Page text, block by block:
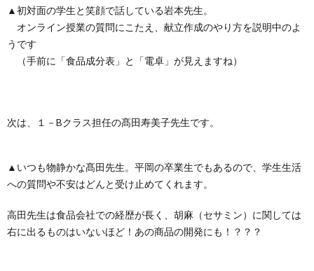
▲初対面の学生と笑顔で話している岩本先生。
オンライン授業の質問にこたえ、献立作成のやり方を説明中のよ
うです
（手前に「食品成分表」と「電卓」が見えますね）
次は、１－Bクラス担任の髙田寿美子先生です。
▲いつも物静かな髙田先生。平岡の卒業生でもあるので、学生生活
への質問や不安はどんと受け止めてくれます。
高田先生は食品会社での経歴が長く、胡麻（セサミン）に関しては
右に出るものはいないほど！あの商品の開発にも！？？？